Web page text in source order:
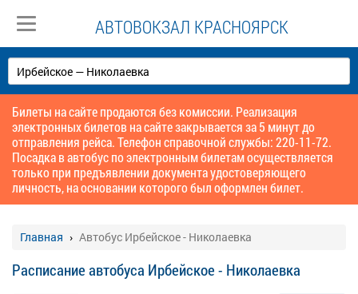
АВТОВОКЗАЛ КРАСНОЯРСК
Билеты на сайте продаются без комиссии. Реализация
электронных билетов на сайте закрывается за 5 минут до
отправления рейса. Телефон справочной службы: 220-11-72.
Посадка в автобус по электронным билетам осуществляется
только при предъявлении документа удостоверяющего
личность, на основании которого был оформлен билет.
Главная Автобус Ирбейское - Николаевка
Расписание автобуса Ирбейское - Николаевка